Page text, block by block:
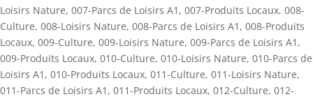
Loisirs Nature, 007-Parcs de Loisirs A1 , 007-Produits Locaux, 008-
Culture, 008-Loisirs Nature, 008-Parcs de Loisirs A1 , 008-Produits
Locaux, 009-Culture, 009-Loisirs Nature, 009-Parcs de Loisirs A1 ,
009-Produits Locaux, 010-Culture, 010-Loisirs Nature, 010-Parcs de
Loisirs A1 , 010-Produits Locaux, 011-Culture, 011-Loisirs Nature,
011-Parcs de Loisirs A1 , 011-Produits Locaux, 012-Culture, 012-